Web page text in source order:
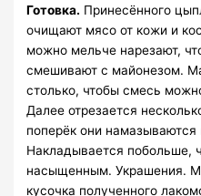
Готовка. Принесённого
очищают мясо от кожи и
можно мельче нарезают,
смешивают с майонезом.
столько, чтобы смесь
Далее отрезается
поперёк они
Накладывается побольше,
насыщенным. Украшения.
кусочка полученного